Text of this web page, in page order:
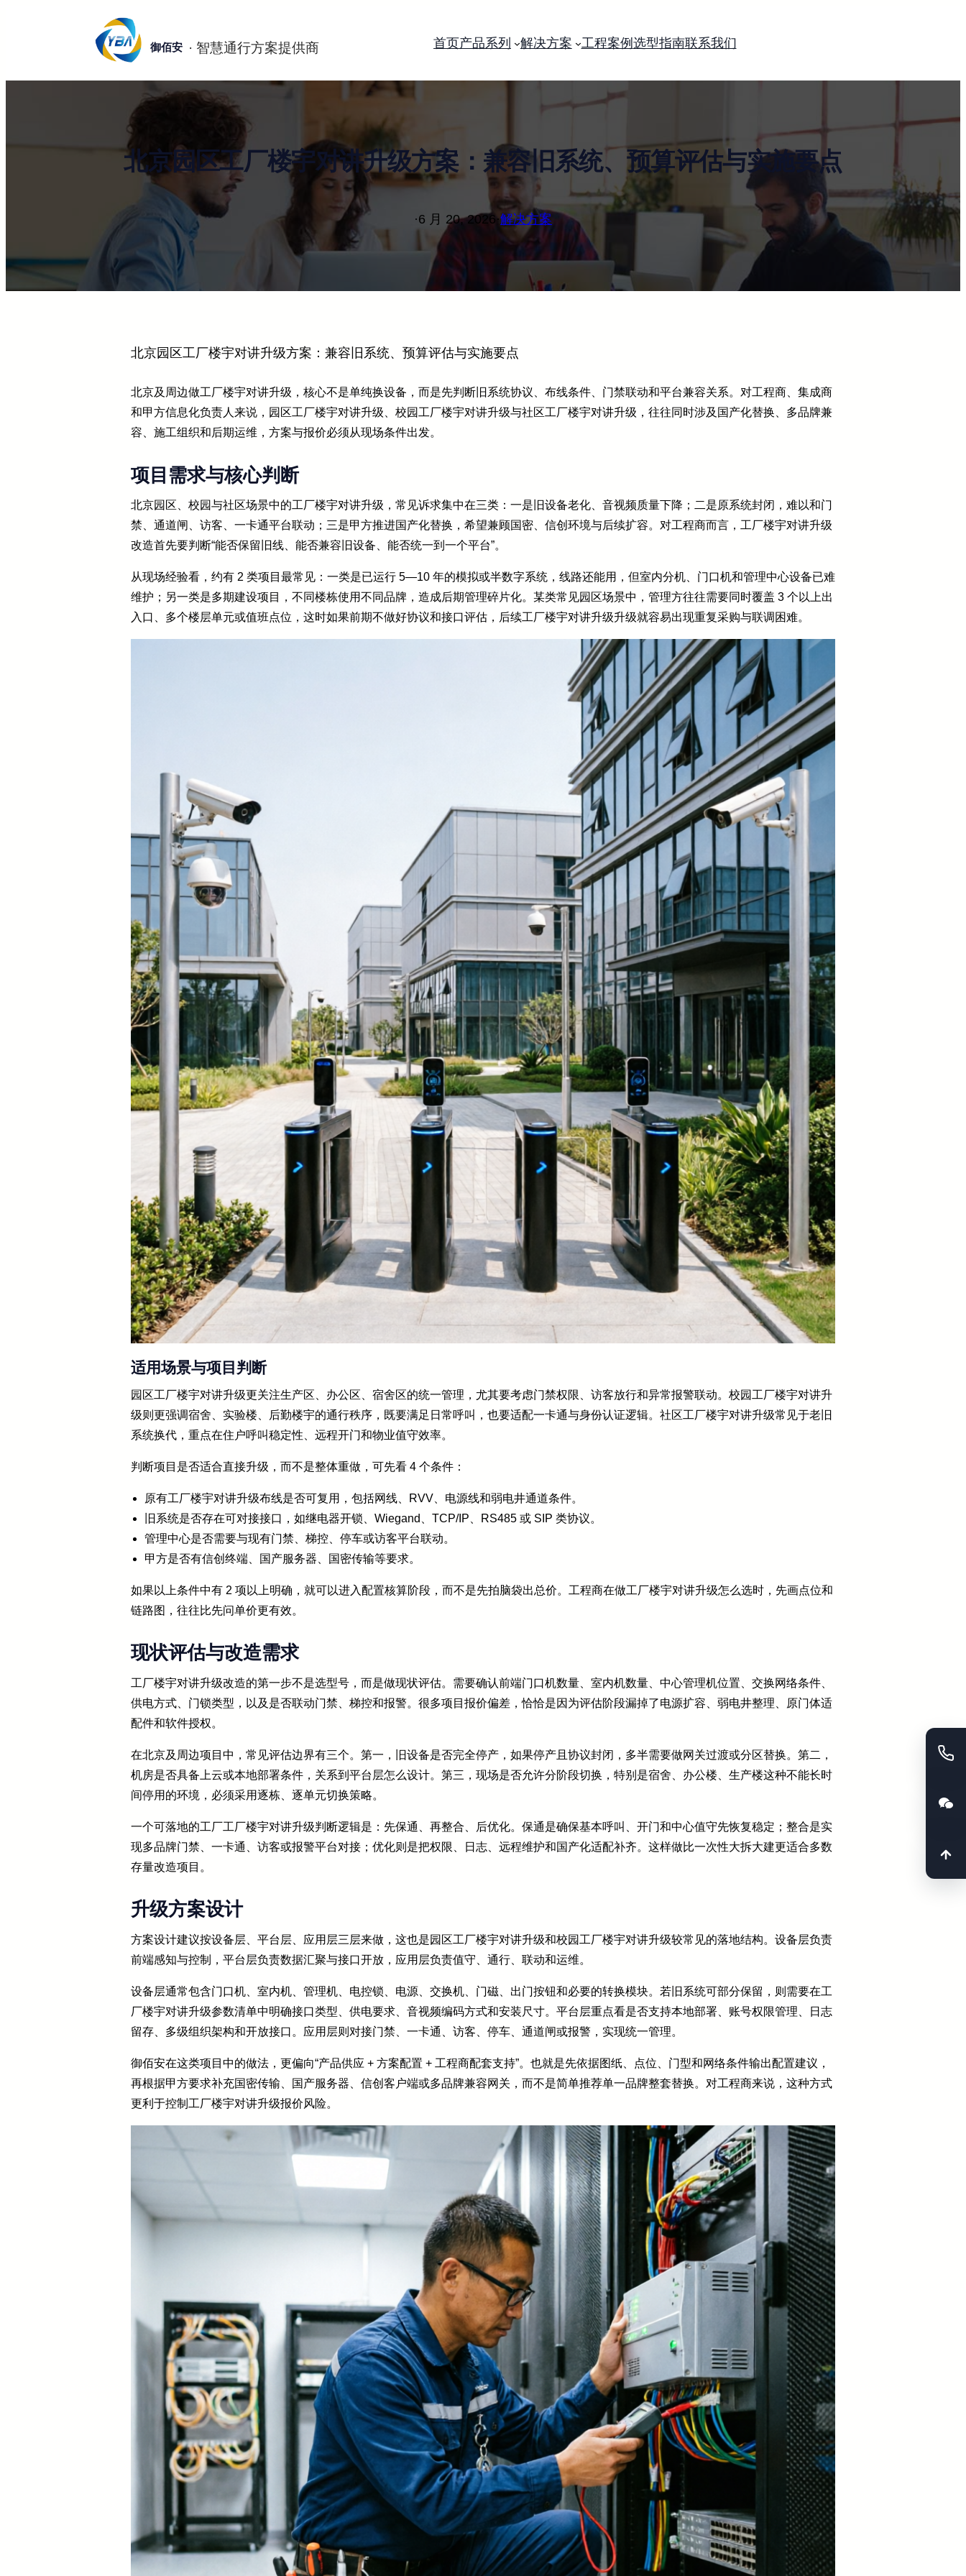
御佰安 首页产品系列 解决方案 工程案例 选型指南联系我们
北京园区工厂楼宇对讲升级方案：兼容旧系统、预算评估与实施要点
·6 月 20, 2026·解决方案
北京园区工厂楼宇对讲升级方案：兼容旧系统、预算评估与实施要点
北京及周边做工厂楼宇对讲升级，核心不是单纯换设备，而是先判断旧系统协议、布线条件、门禁联动和平台兼容关系。对工程商、集成商
和甲方信息化负责人来说，园区工厂楼宇对讲升级、校园工厂楼宇对讲升级与社区工厂楼宇对讲升级，往往同时涉及国产化替换、多品牌兼
容、施工组织和后期运维，方案与报价必须从现场条件出发。
项目需求与核心判断
北京园区、校园与社区场景中的工厂楼宇对讲升级，常见诉求集中在三类：一是旧设备老化、音视频质量下降；二是原系统封闭，难以和门
禁、通道闸、访客、一卡通平台联动；三是甲方推进国产化替换，希望兼顾国密、信创环境与后续扩容。对工程商而言，工厂楼宇对讲升级
改造首先要判断“能否保留旧线、能否兼容旧设备、能否统一到一个平台”。
从现场经验看，约有 2 类项目最常见：一类是已运行 5—10 年的模拟或半数字系统，线路还能用，但室内分机、门口机和管理中心设备已难
维护；另一类是多期建设项目，不同楼栋使用不同品牌，造成后期管理碎片化。某类常见园区场景中，管理方往往需要同时覆盖 3 个以上出
入口、多个楼层单元或值班点位，这时如果前期不做好协议和接口评估，后续工厂楼宇对讲升级升级就容易出现重复采购与联调困难。
适用场景与项目判断
园区工厂楼宇对讲升级更关注生产区、办公区、宿舍区的统一管理，尤其要考虑门禁权限、访客放行和异常报警联动。校园工厂楼宇对讲升
级则更强调宿舍、实验楼、后勤楼宇的通行秩序，既要满足日常呼叫，也要适配一卡通与身份认证逻辑。社区工厂楼宇对讲升级常见于老旧
系统换代，重点在住户呼叫稳定性、远程开门和物业值守效率。
判断项目是否适合直接升级，而不是整体重做，可先看 4 个条件：
原有工厂楼宇对讲升级布线是否可复用，包括网线、RVV、电源线和弱电井通道条件。
旧系统是否存在可对接接口，如继电器开锁、Wiegand、TCP/IP、RS485 或 SIP 类协议。
管理中心是否需要与现有门禁、梯控、停车或访客平台联动。
甲方是否有信创终端、国产服务器、国密传输等要求。
如果以上条件中有 2 项以上明确，就可以进入配置核算阶段，而不是先拍脑袋出总价。工程商在做工厂楼宇对讲升级怎么选时，先画点位和
链路图，往往比先问单价更有效。
现状评估与改造需求
工厂楼宇对讲升级改造的第一步不是选型号，而是做现状评估。需要确认前端门口机数量、室内机数量、中心管理机位置、交换网络条件、
供电方式、门锁类型，以及是否联动门禁、梯控和报警。很多项目报价偏差，恰恰是因为评估阶段漏掉了电源扩容、弱电井整理、原门体适
配件和软件授权。
在北京及周边项目中，常见评估边界有三个。第一，旧设备是否完全停产，如果停产且协议封闭，多半需要做网关过渡或分区替换。第二，
机房是否具备上云或本地部署条件，关系到平台层怎么设计。第三，现场是否允许分阶段切换，特别是宿舍、办公楼、生产楼这种不能长时
间停用的环境，必须采用逐栋、逐单元切换策略。
一个可落地的工厂工厂楼宇对讲升级判断逻辑是：先保通、再整合、后优化。保通是确保基本呼叫、开门和中心值守先恢复稳定；整合是实
现多品牌门禁、一卡通、访客或报警平台对接；优化则是把权限、日志、远程维护和国产化适配补齐。这样做比一次性大拆大建更适合多数
存量改造项目。
升级方案设计
方案设计建议按设备层、平台层、应用层三层来做，这也是园区工厂楼宇对讲升级和校园工厂楼宇对讲升级较常见的落地结构。设备层负责
前端感知与控制，平台层负责数据汇聚与接口开放，应用层负责值守、通行、联动和运维。
设备层通常包含门口机、室内机、管理机、电控锁、电源、交换机、门磁、出门按钮和必要的转换模块。若旧系统可部分保留，则需要在工
厂楼宇对讲升级参数清单中明确接口类型、供电要求、音视频编码方式和安装尺寸。平台层重点看是否支持本地部署、账号权限管理、日志
留存、多级组织架构和开放接口。应用层则对接门禁、一卡通、访客、停车、通道闸或报警，实现统一管理。
御佰安在这类项目中的做法，更偏向“产品供应 + 方案配置 + 工程商配套支持”。也就是先依据图纸、点位、门型和网络条件输出配置建议，
再根据甲方要求补充国密传输、国产服务器、信创客户端或多品牌兼容网关，而不是简单推荐单一品牌整套替换。对工程商来说，这种方式
更利于控制工厂楼宇对讲升级报价风险。